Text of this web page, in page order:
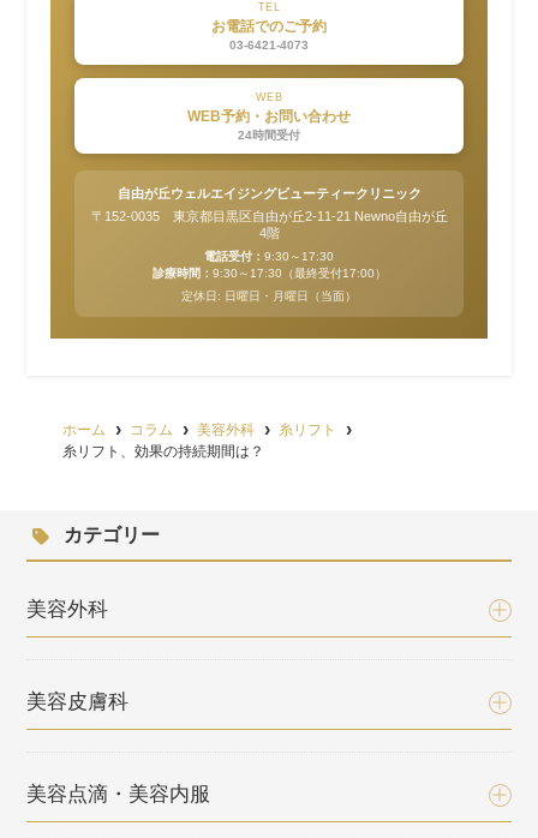
TEL
お電話でのご予約
03-6421-4073
WEB
WEB予約・お問い合わせ
24時間受付
自由が丘ウェルエイジングビューティークリニック
〒152-0035 東京都目黒区自由が丘2-11-21 Newno自由が丘
4階
電話受付： 9:30～17:30
診療時間： 9:30～17:30（最終受付17:00）
定休日: 日曜日・月曜日（当面）
ホーム コラム 美容外科
糸リフト
糸リフト、効果の持続期間は？
カテゴリー
美容外科
美容皮膚科
美容点滴・美容内服